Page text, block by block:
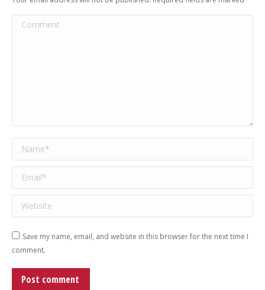
Comment
Name *
Email *
Website
Save my name, email, and website in this browser for the next time I
comment.
Post comment